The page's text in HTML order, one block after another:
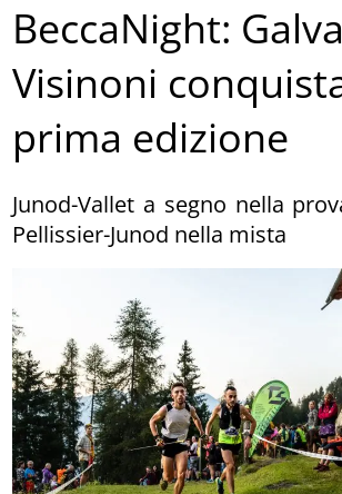
BeccaNight:
Visinoni
prima edizione
Junod-Vallet a segno nella
Pellissier-Junod nella mista